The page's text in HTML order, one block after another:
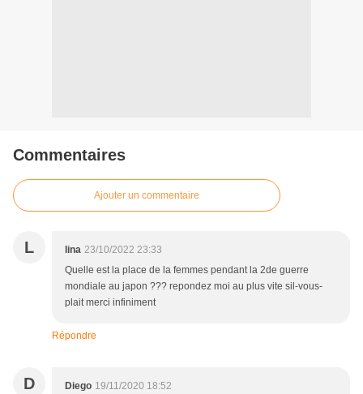
Commentaires
Ajouter un commentaire
L lina 23/10/2022 23:33
Quelle est la place de la femmes pendant la 2de guerre
mondiale au japon ??? repondez moi au plus vite sil-vous-
plait merci infiniment
Répondre
D Diego 19/11/2020 18:52